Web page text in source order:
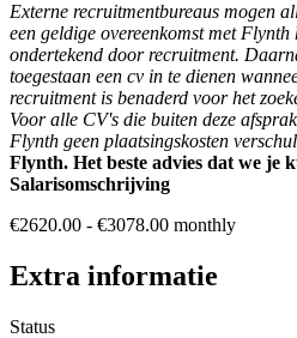
Externe recruitmentbureaus mogen
een geldige overeenkomst met Flynth
ondertekend door recruitment.
toegestaan een cv in te dienen
recruitment is benaderd voor het
Voor alle CV's die buiten deze
Flynth geen plaatsingskosten
Flynth. Het beste advies dat we je
Salarisomschrijving
€2620.00 - €3078.00 monthly
Extra informatie
Status